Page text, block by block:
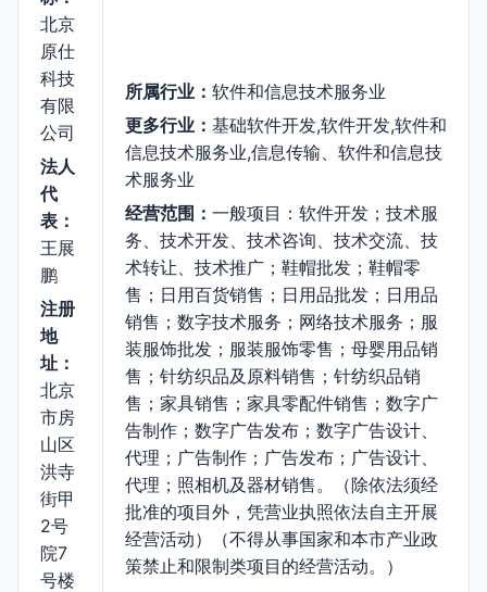
北京
原仕
科技
有限
公司
法人
代
表：
王展
鹏
注册
地
址：
北京
市房
山区
洪寺
街甲
2号
院7
号楼
所属行业： 软件和信息技术服务业
更多行业： 基础软件开发,软件开发,软件和
信息技术服务业,信息传输、软件和信息技
术服务业
经营范围： 一般项目：软件开发；技术服
务、技术开发、技术咨询、技术交流、技
术转让、技术推广；鞋帽批发；鞋帽零
售；日用百货销售；日用品批发；日用品
销售；数字技术服务；网络技术服务；服
装服饰批发；服装服饰零售；母婴用品销
售；针纺织品及原料销售；针纺织品销
售；家具销售；家具零配件销售；数字广
告制作；数字广告发布；数字广告设计、
代理；广告制作；广告发布；广告设计、
代理；照相机及器材销售。（除依法须经
批准的项目外，凭营业执照依法自主开展
经营活动）（不得从事国家和本市产业政
策禁止和限制类项目的经营活动。）